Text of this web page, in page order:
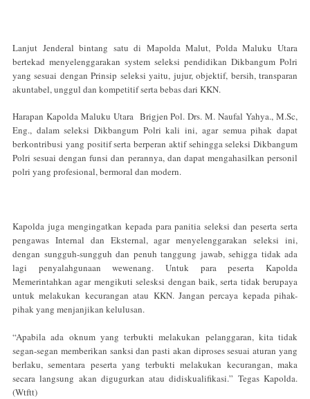
Lanjut Jenderal bintang satu di Mapolda Malut, Polda Maluku Utara
bertekad menyelenggarakan system seleksi pendidikan Dikbangum Polri
yang sesuai dengan Prinsip seleksi yaitu, jujur, objektif, bersih, transparan
akuntabel, unggul dan kompetitif serta bebas dari KKN.
Harapan Kapolda Maluku Utara Brigjen Pol. Drs. M. Naufal Yahya., M.Sc,
Eng., dalam seleksi Dikbangum Polri kali ini, agar semua pihak dapat
berkontribusi yang positif serta berperan aktif sehingga seleksi Dikbangum
Polri sesuai dengan funsi dan perannya, dan dapat mengahasilkan personil
polri yang profesional, bermoral dan modern.
Kapolda juga mengingatkan kepada para panitia seleksi dan peserta serta
pengawas Internal dan Eksternal, agar menyelenggarakan seleksi ini,
dengan sungguh-sungguh dan penuh tanggung jawab, sehigga tidak ada
lagi penyalahgunaan wewenang. Untuk para peserta Kapolda
Memerintahkan agar mengikuti selesksi dengan baik, serta tidak berupaya
untuk melakukan kecurangan atau KKN. Jangan percaya kepada pihak-
pihak yang menjanjikan kelulusan.
“Apabila ada oknum yang terbukti melakukan pelanggaran, kita tidak
segan-segan memberikan sanksi dan pasti akan diproses sesuai aturan yang
berlaku, sementara peserta yang terbukti melakukan kecurangan, maka
secara langsung akan digugurkan atau didiskualifikasi.” Tegas Kapolda.
(Wtftt)